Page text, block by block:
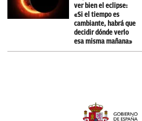
ver bien el eclipse:
«Si el tiempo es
cambiante, habrá que
decidir dónde verlo
esa misma mañana»